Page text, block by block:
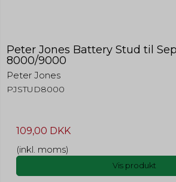
Peter Jones Battery Stud til
8000/9000
Peter Jones
PJSTUD8000
109,00 DKK
(inkl. moms)
Vis produkt